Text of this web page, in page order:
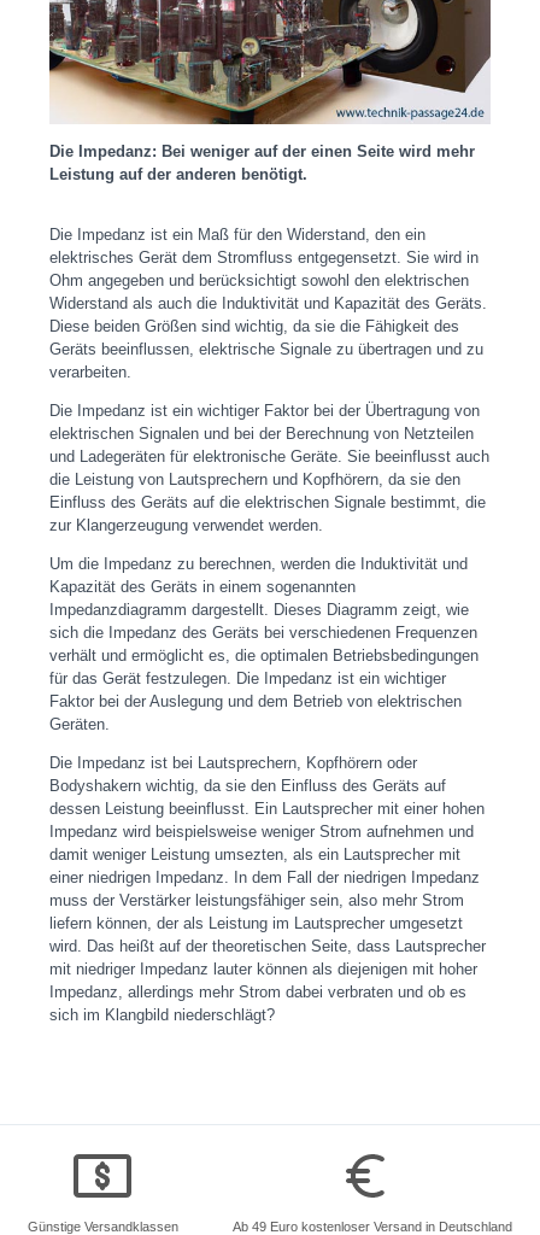
Die Impedanz: Bei weniger auf der einen Seite wird mehr
Leistung auf der anderen benötigt.
Die Impedanz ist ein Maß für den Widerstand, den ein
elektrisches Gerät dem Stromfluss entgegensetzt. Sie wird in
Ohm angegeben und berücksichtigt sowohl den elektrischen
Widerstand als auch die Induktivität und Kapazität des Geräts.
Diese beiden Größen sind wichtig, da sie die Fähigkeit des
Geräts beeinflussen, elektrische Signale zu übertragen und zu
verarbeiten.
Die Impedanz ist ein wichtiger Faktor bei der Übertragung von
elektrischen Signalen und bei der Berechnung von Netzteilen
und Ladegeräten für elektronische Geräte. Sie beeinflusst auch
die Leistung von Lautsprechern und Kopfhörern, da sie den
Einfluss des Geräts auf die elektrischen Signale bestimmt, die
zur Klangerzeugung verwendet werden.
Um die Impedanz zu berechnen, werden die Induktivität und
Kapazität des Geräts in einem sogenannten
Impedanzdiagramm dargestellt. Dieses Diagramm zeigt, wie
sich die Impedanz des Geräts bei verschiedenen Frequenzen
verhält und ermöglicht es, die optimalen Betriebsbedingungen
für das Gerät festzulegen. Die Impedanz ist ein wichtiger
Faktor bei der Auslegung und dem Betrieb von elektrischen
Geräten.
Die Impedanz ist bei Lautsprechern, Kopfhörern oder
Bodyshakern wichtig, da sie den Einfluss des Geräts auf
dessen Leistung beeinflusst. Ein Lautsprecher mit einer hohen
Impedanz wird beispielsweise weniger Strom aufnehmen und
damit weniger Leistung umsezten, als ein Lautsprecher mit
einer niedrigen Impedanz. In dem Fall der niedrigen Impedanz
muss der Verstärker leistungsfähiger sein, also mehr Strom
liefern können, der als Leistung im Lautsprecher umgesetzt
wird. Das heißt auf der theoretischen Seite, dass Lautsprecher
mit niedriger Impedanz lauter können als diejenigen mit hoher
Impedanz, allerdings mehr Strom dabei verbraten und ob es
sich im Klangbild niederschlägt?
Günstige Versandklassen Ab 49 Euro kostenloser Versand in Deutschland